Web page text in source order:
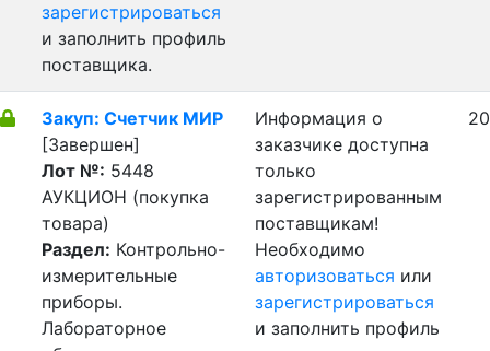
зарегистрироваться
и заполнить профиль
поставщика.
Закуп: Счетчик МИР
[Завершен]
Лот №: 5448
АУКЦИОН (покупка
товара)
Раздел: Контрольно-
измерительные
приборы.
Лабораторное
Информация о
заказчике доступна
только
зарегистрированным
поставщикам!
Необходимо
авторизоваться или
зарегистрироваться
и заполнить профиль